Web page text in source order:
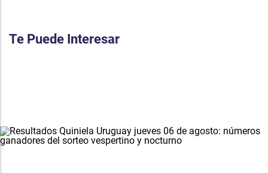
Te Puede Interesar